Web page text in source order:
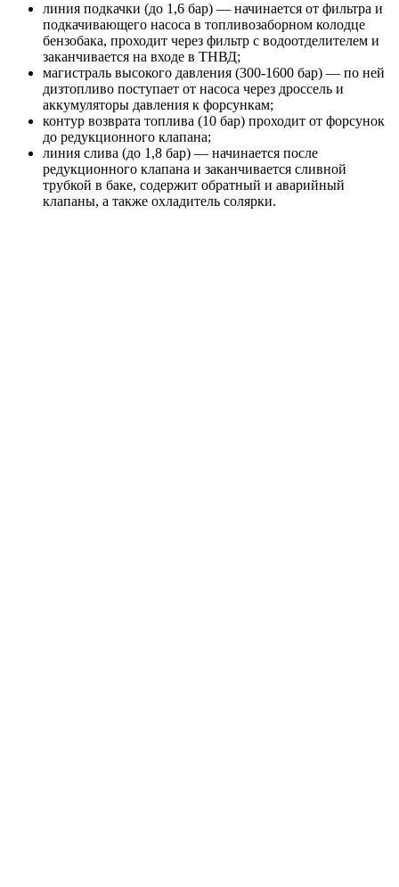
линия подкачки (до 1,6 бар) — начинается от фильтра и
подкачивающего насоса в топливозаборном колодце
бензобака, проходит через фильтр с водоотделителем и
заканчивается на входе в ТНВД;
магистраль высокого давления (300-1600 бар) — по ней
дизтопливо поступает от насоса через дроссель и
аккумуляторы давления к форсункам;
контур возврата топлива (10 бар) проходит от форсунок
до редукционного клапана;
линия слива (до 1,8 бар) — начинается после
редукционного клапана и заканчивается сливной
трубкой в баке, содержит обратный и аварийный
клапаны, а также охладитель солярки.